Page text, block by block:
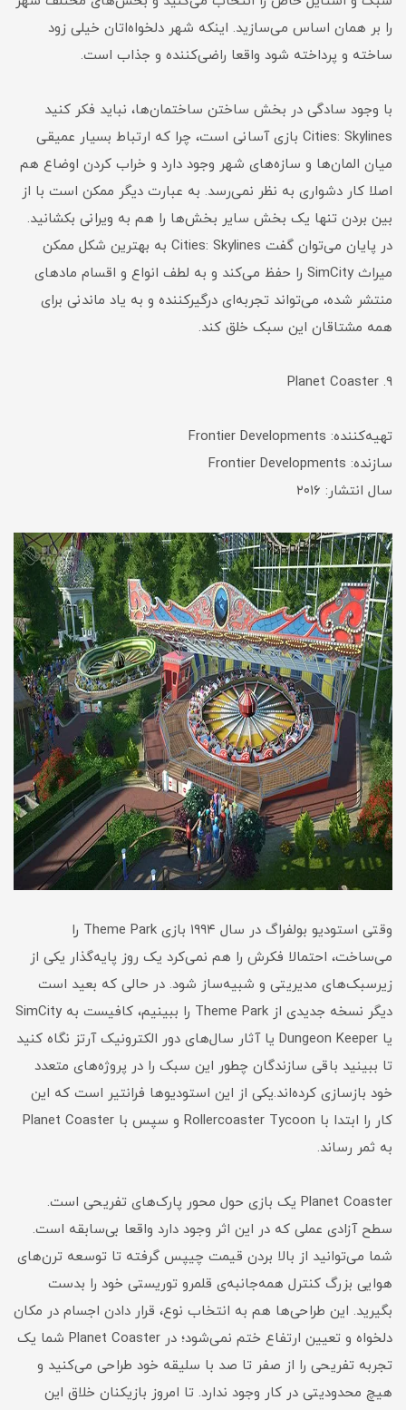
را بر همان اساس می‌سازید. اینکه شهر دلخواه‌اتان خیلی زود
ساخته و پرداخته شود واقعا راضی‌کننده و جذاب است.
با وجود سادگی در بخش ساختن ساختمان‌ها، نباید فکر کنید
Cities: Skylines بازی آسانی است، چرا که ارتباط بسیار عمیقی
میان المان‌ها و سازه‌های شهر وجود دارد و خراب کردن اوضاع هم
اصلا کار دشواری به نظر نمی‌رسد. به عبارت دیگر ممکن است با از
بین بردن تنها یک بخش سایر بخش‌ها را هم به ویرانی بکشانید.
در پایان می‌توان گفت Cities: Skylines به بهترین شکل ممکن
میراث SimCity را حفظ می‌کند و به لطف انواع و اقسام مادهای
منتشر شده، می‌تواند تجربه‌ای درگیرکننده و به یاد ماندنی برای
همه مشتاقان این سبک خلق کند.
۹. Planet Coaster
تهیه‌کننده: Frontier Developments
سازنده: Frontier Developments
سال انتشار: ۲۰۱۶
وقتی استودیو بولفراگ در سال ۱۹۹۴ بازی Theme Park را
می‌ساخت، احتمالا فکرش را هم نمی‌کرد یک روز پایه‌گذار یکی از
زیرسبک‌های مدیریتی و شبیه‌ساز شود. در حالی که بعید است
دیگر نسخه جدیدی از Theme Park را ببینیم، کافیست به SimCity
یا Dungeon Keeper یا آثار سال‌های دور الکترونیک آرتز نگاه کنید
تا ببینید باقی سازندگان چطور این سبک را در پروژه‌های متعدد
خود بازسازی کرده‌اند.یکی از این استودیوها فرانتیر است که این
کار را ابتدا با Rollercoaster Tycoon و سپس با Planet Coaster
به ثمر رساند.
Planet Coaster یک بازی حول محور پارک‌های تفریحی است.
سطح آزادی عملی که در این اثر وجود دارد واقعا بی‌سابقه است.
شما می‌توانید از بالا بردن قیمت چیپس گرفته تا توسعه ترن‌های
هوایی بزرگ کنترل همه‌جانبه‌ی قلمرو توریستی خود را بدست
بگیرید. این طراحی‌ها هم به انتخاب نوع، قرار دادن اجسام در مکان
دلخواه و تعیین ارتفاع ختم نمی‌شود؛ در Planet Coaster شما یک
تجربه تفریحی را از صفر تا صد با سلیقه خود طراحی می‌کنید و
هیچ محدودیتی در کار وجود ندارد. تا امروز بازیکنان خلاق این